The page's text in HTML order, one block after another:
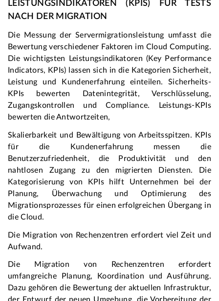
LEISTUNGSINDIKATOREN (KPIS) FÜR TESTS
NACH DER MIGRATION
Die Messung der Servermigrationsleistung umfasst die
Bewertung verschiedener Faktoren im Cloud Computing.
Die wichtigsten Leistungsindikatoren (Key Performance
Indicators, KPIs) lassen sich in die Kategorien Sicherheit,
Leistung und Kundenerfahrung einteilen. Sicherheits-
KPIs bewerten Datenintegrität, Verschlüsselung,
Zugangskontrollen und Compliance. Leistungs-KPIs
bewerten die Antwortzeiten,
Skalierbarkeit und Bewältigung von Arbeitsspitzen. KPIs
für die Kundenerfahrung messen die
Benutzerzufriedenheit, die Produktivität und den
nahtlosen Zugang zu den migrierten Diensten. Die
Kategorisierung von KPIs hilft Unternehmen bei der
Planung, Überwachung und Optimierung des
Migrationsprozesses für einen erfolgreichen Übergang in
die Cloud.
Die Migration von Rechenzentren erfordert viel Zeit und
Aufwand.
Die Migration von Rechenzentren erfordert
umfangreiche Planung, Koordination und Ausführung.
Dazu gehören die Bewertung der aktuellen Infrastruktur,